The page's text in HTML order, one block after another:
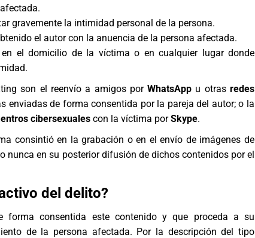
gravemente la intimidad personal de la persona.
el autor con la anuencia de la persona afectada.
el domicilio de la víctima o en cualquier lugar donde
son el reenvío a amigos porWhatsApp u otras redes
enviadas de forma consentida por la pareja del autor; o la
cibersexuales con la víctima porSkype.
consintió en la grabación o en el envío de imágenes de
nunca en su posterior difusión de dichos contenidos por el
del delito?
forma consentida este contenido y que proceda a su
de la persona afectada. Por la descripción del tipo